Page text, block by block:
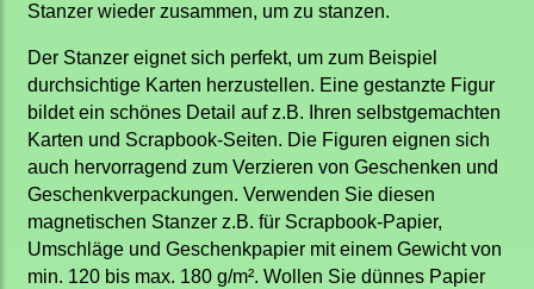
Stanzer wieder zusammen, um zu stanzen.
Der Stanzer eignet sich perfekt, um zum Beispiel
durchsichtige Karten herzustellen. Eine gestanzte Figur
bildet ein schönes Detail auf z.B. Ihren selbstgemachten
Karten und Scrapbook-Seiten. Die Figuren eignen sich
auch hervorragend zum Verzieren von Geschenken und
Geschenkverpackungen. Verwenden Sie diesen
magnetischen Stanzer z.B. für Scrapbook-Papier,
Umschläge und Geschenkpapier mit einem Gewicht von
min. 120 bis max. 180 g/m². Wollen Sie dünnes Papier